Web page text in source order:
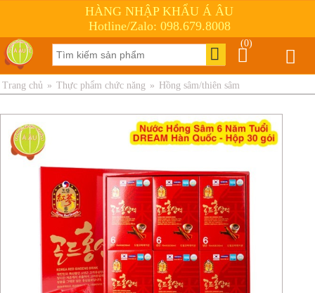
HÀNG NHẬP KHẨU Á ÂU
Hotline/Zalo: 098.679.8008
(0)
Trang chủ » Thực phẩm chức năng » Hồng sâm/thiên sâm